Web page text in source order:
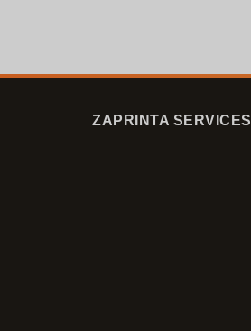
ZAPRINTA SERVICES